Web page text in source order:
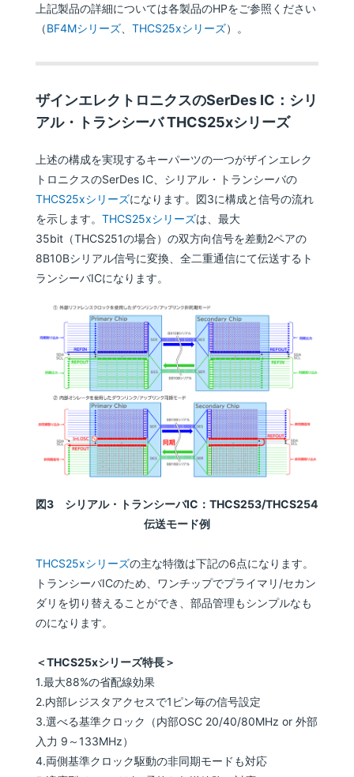
上記製品の詳細については各製品のHPをご参照ください
（BF4Mシリーズ 、THCS25xシリーズ）。
ザインエレクトロニクスのSerDes IC：シリ
アル・トランシーバ THCS25xシリーズ
上述の構成を実現するキーパーツの一つがザインエレク
トロニクスのSerDes IC、シリアル・トランシーバの
THCS25xシリーズになります。図3に構成と信号の流れ
を示します。THCS25xシリーズは、最大
35bit（THCS251の場合）の双方向信号を差動2ペアの
8B10Bシリアル信号に変換、全二重通信にて伝送するト
ランシーバICになります。
図3 シリアル・トランシーバIC：THCS253/THCS254
伝送モード例
THCS25xシリーズの主な特徴は下記の6点になります。
トランシーバICのため、ワンチップでプライマリ/セカン
ダリを切り替えることができ、部品管理もシンプルなも
のになります。
＜THCS25xシリーズ特長＞
1.最大88%の省配線効果
2.内部レジスタアクセスで1ピン毎の信号設定
3.選べる基準クロック（内部OSC 20/40/80MHz or 外部
入力 9～133MHz）
4.両側基準クロック駆動の非同期モードも対応